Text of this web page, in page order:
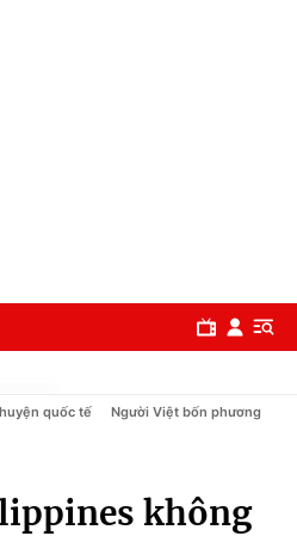
quốc tế Người Việt bốn phương
không